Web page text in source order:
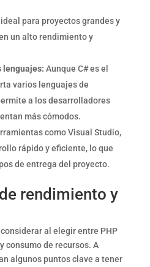
ideal para proyectos grandes y
un alto rendimiento y
lenguajes: Aunque C# es el
varios lenguajes de
a los desarrolladores
más cómodos.
como Visual Studio,
rápido y eficiente, lo que
de entrega del proyecto.
rendimiento y
al elegir entre PHP
consumo de recursos. A
algunos puntos clave a tener